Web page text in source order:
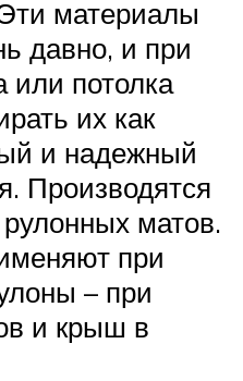
материалы
давно, и при
или потолка
их как
и надежный
Производятся
матов.
при
– при
и крыш в